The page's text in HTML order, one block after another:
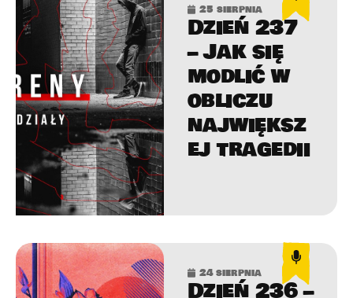
25 sierpnia
Dzień 237
– Jak się
modlić w
obliczu
największ
ej tragedii
24 sierpnia
Dzień 236 –